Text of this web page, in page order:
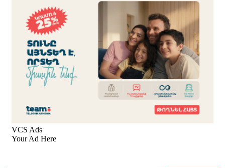
Վարդան Ջհանյան
22 րոպե առաջ
Ավետիք Չալաբյանին կալանավորել են
անօրինական հիմքերով. Անահիտ Ադամյան
11 րոպե առաջ
Ժողովո՛ւրդ, Սամվել Կարապետյանի,
սրբազանների կալանքը ապօրինի է եղել. Արամ
Վարդևանյան